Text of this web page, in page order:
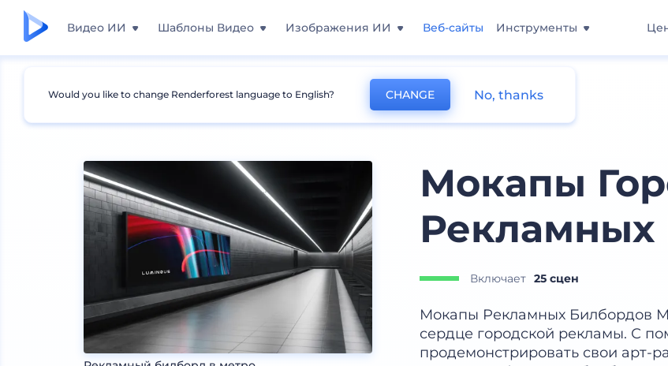
Видео ИИ Шаблоны Видео Изображения ИИ Веб-сайты Инструменты
Мокапы Брендинг Мокапы афиш и баннеров
Мокапы
Рекламных
Включает 25 сцен
Мокапы Рекламных Билбордов
сердце городской рекламы. С
продемонстрировать свои арт-
Would you like to change Renderforest language to English? CHANGE No, thanks